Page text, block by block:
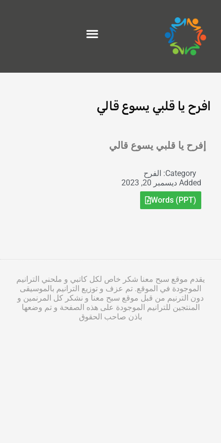
المحتوى
افرح يا قلبي يسوع قالي
إفرح يا قلبي يسوع قالي
Category: الفرح
Added ديسمبر 20, 2023
Words (PPT)
يقدم موقع سبح معنا شكر خاص لكل كاتبي و ملحني الترانيم
الموجودة في الموقع. تم عزف و توزيع الترانيم بالموسيقى
دون الترنيم من قبل موقع سبح معنا و نشكر كل المرنمين و
المنتجين للترانيم الموجودة على هذه الصفحة و تم وضعها
باذن صاحب الحقوق